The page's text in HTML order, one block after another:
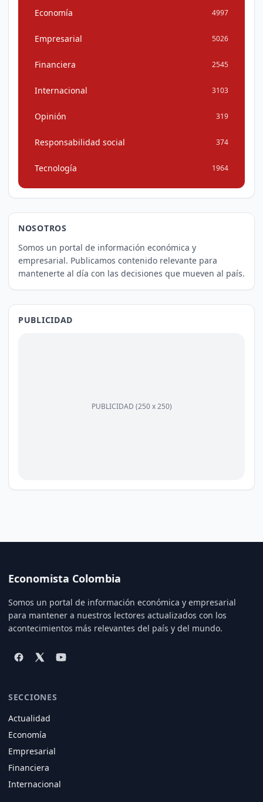
Economía 4997
Empresarial 5026
Financiera 2545
Internacional 3103
Opinión 319
Responsabilidad social 374
Tecnología 1964
NOSOTROS
Somos un portal de información económica y
empresarial. Publicamos contenido relevante para
mantenerte al día con las decisiones que mueven al país.
PUBLICIDAD
PUBLICIDAD (250 x 250)
Economista Colombia
Somos un portal de información económica y empresarial
para mantener a nuestros lectores actualizados con los
acontecimientos más relevantes del país y del mundo.
SECCIONES
Actualidad
Economía
Empresarial
Financiera
Internacional